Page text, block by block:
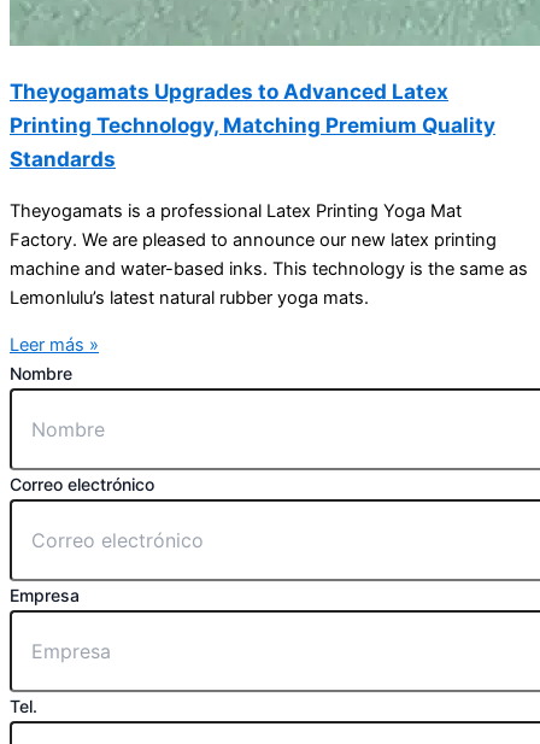
Theyogamats Upgrades to Advanced Latex
Printing Technology, Matching Premium Quality
Standards
Theyogamats is a professional Latex Printing Yoga Mat
Factory. We are pleased to announce our new latex printing
machine and water-based inks. This technology is the same as
Lemonlulu’s latest natural rubber yoga mats.
Leer más »
Nombre
Correo electrónico
Empresa
Tel.